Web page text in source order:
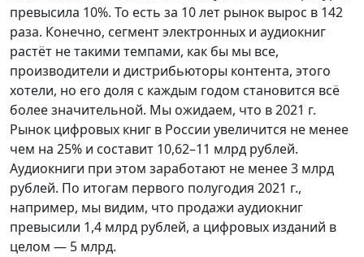
превысила 10%. То есть за 10 лет рынок вырос в 142
раза. Конечно, сегмент электронных и аудиокниг
растёт не такими темпами, как бы мы все,
производители и дистрибьюторы контента, этого
хотели, но его доля с каждым годом становится всё
более значительной. Мы ожидаем, что в 2021 г.
Рынок цифровых книг в России увеличится не менее
чем на 25% и составит 10,62–11 млрд рублей.
Аудиокниги при этом заработают не менее 3 млрд
рублей. По итогам первого полугодия 2021 г.,
например, мы видим, что продажи аудиокниг
превысили 1,4 млрд рублей, а цифровых изданий в
целом — 5 млрд.